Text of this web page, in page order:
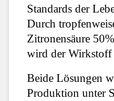
Standards der
Durch
Zitronensäure
wird der
Beide Lösungen
Produktion unter